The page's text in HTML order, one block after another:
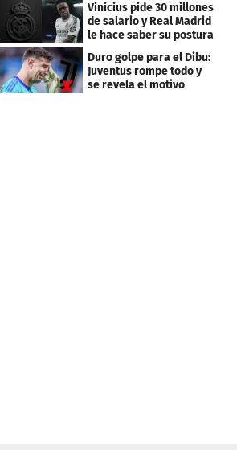
Vinicius pide 30 millones
de salario y Real Madrid
le hace saber su postura
Duro golpe para el Dibu:
Juventus rompe todo y
se revela el motivo